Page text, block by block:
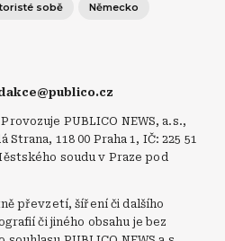
sobě Německo
PUBLICO NEWS, a.s.,
118 00 Praha 1, IČ: 225 51
soudu v Praze pod
převzetí, šíření či dalšího
či jiného obsahu je bez